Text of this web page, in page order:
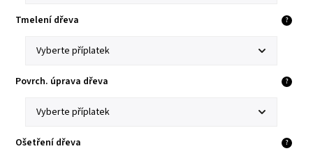
Tmelení dřeva ?
Povrch. úprava dřeva ?
Ošetření dřeva ?